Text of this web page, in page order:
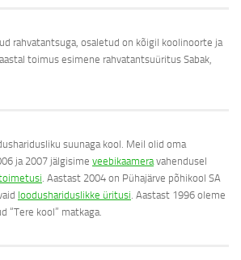
rahvatantsuga, osaletud on kõigil koolinoorte ja
toimus esimene rahvatantsuüritus Sabak,
suunaga kool. Meil olid oma
ja 2007 jälgisime veebikaamera vahendusel
. Aastast 2004 on Pühajärve põhikool SA
loodushariduslikke üritusi . Aastast 1996 oleme
“Tere kool” matkaga.